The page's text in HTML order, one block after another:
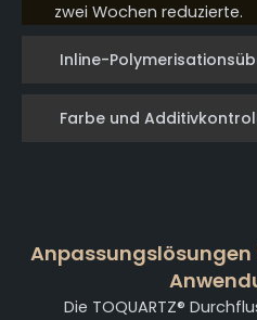
Inline-
Farbe und
zwei Wochen reduzierte.
Anpassungslösungen
Die TOQUARTZ®